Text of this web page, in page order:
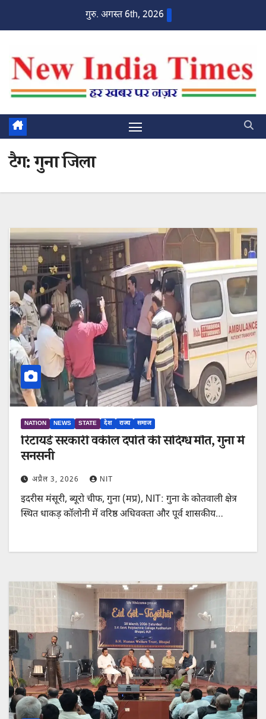
गुरु. अगस्त 6th, 2026
टैग:गुना जिला
NATION NEWS STATE देश राज्य समाज
रिटायर्ड सरकारी वकील दंपति की संदिग्ध मौत, गुना में
सनसनी
अप्रैल 3, 2026 NIT
इदरीस मंसूरी, ब्यूरो चीफ, गुना (मप्र), NIT: गुना के कोतवाली क्षेत्र
स्थित धाकड़ कॉलोनी में वरिष्ठ अधिवक्ता और पूर्व शासकीय…